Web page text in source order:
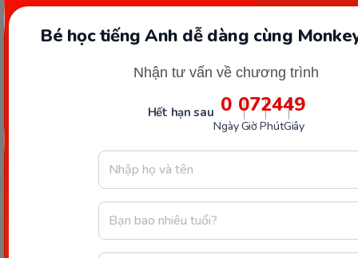
Bé học tiếng Anh dễ dàng cùng
Nhận tư vấn về chương trình
Hết hạn sau 0
Ngày
07
Giờ
24
Phút
48
Giây
và được ký hiệu bởi dấu cộng, trừ ( +, -)
Sự khác nhau giữa dòng điện 1
pha và 3 pha